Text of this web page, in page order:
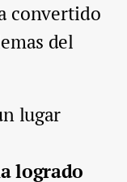
convertido
del
lugar
logrado